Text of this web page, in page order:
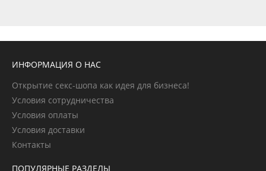
ИНФОРМАЦИЯ О НАС
Открытие секс-шопа как идея для бизнеса!
Условия сотрудничества
Условия оплаты
Условия доставки
Контакты
ПОПУЛЯРНЫЕ РАЗДЕЛЫ